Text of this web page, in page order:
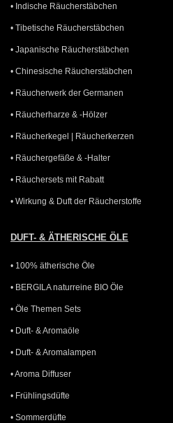
• Indische Räucherstäbchen
• Tibetische Räucherstäbchen
• Japanische Räucherstäbchen
• Chinesische Räucherstäbchen
• Räucherwerk der Germanen
• Räucherharze & -Hölzer
• Räucherkegel | Räucherkerzen
• Räuchergefäße & -Halter
• Räuchersets mit Rabatt
• Wirkung & Duft der Räucherstoffe
DUFT- & ÄTHERISCHE ÖLE
• 100% ätherische Öle
• BERGILA naturreine BIO Öle
• Öle Themen Sets
• Duft- & Aromaöle
• Duft- & Aromalampen
• Aroma Diffuser
• Frühlingsdüfte
• Sommerdüfte